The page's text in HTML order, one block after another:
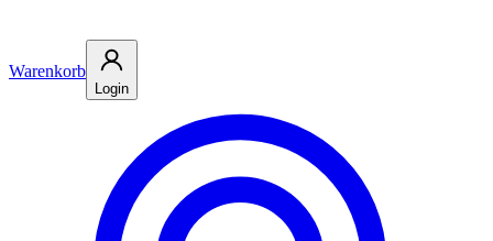
Warenkorb
Login